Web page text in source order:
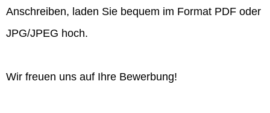
Anschreiben, laden Sie bequem im Format PDF oder
JPG/JPEG hoch.
Wir freuen uns auf Ihre Bewerbung!